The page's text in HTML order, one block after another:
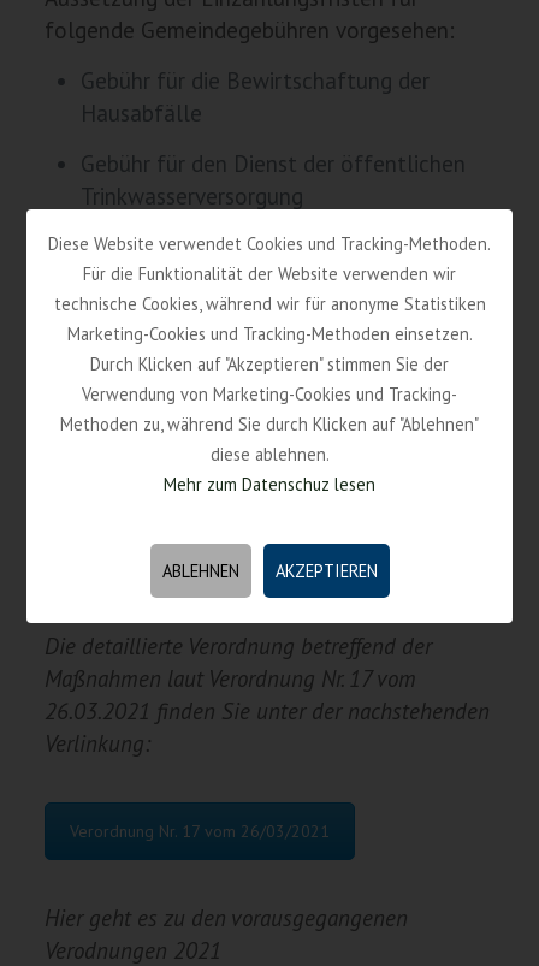
folgende Gemeindegebühren vorgesehen:
Gebühr für die Bewirtschaftung der
Hausabfälle
Gebühr für den Dienst der öffentlichen
Trinkwasserversorgung
Gebühr für den Dienst der Ableitung und
Klärung der Abwässer
Die Einzahlung dieser Gemeindegebühren
mussinnerhalb 1. Juli 2021erfolgen.
Familien und Unternehmen steht es dabei
frei, Steuern und Gebühren vor der
Die detaillierte Verordnung betreffend der
Maßnahmen laut Verordnung Nr. 17 vom
26.03.2021 finden Sie unter der nachstehenden
Verlinkung:
Verordnung Nr. 17 vom 26/03/2021
Hier geht es zu den vorausgegangenen
Verodnungen 2021
Diese Website verwendet Cookies und Tracking-Methoden.
Für die Funktionalität der Website verwenden wir
technische Cookies, während wir für anonyme Statistiken
Marketing-Cookies und Tracking-Methoden einsetzen.
Durch Klicken auf "Akzeptieren" stimmen Sie der
Verwendung von Marketing-Cookies und Tracking-
Methoden zu, während Sie durch Klicken auf "Ablehnen"
diese ablehnen.
Mehr zum Datenschuz lesen
ABLEHNEN AKZEPTIEREN